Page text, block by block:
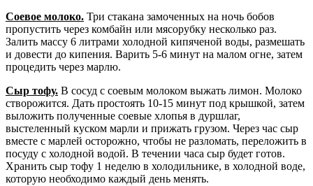
Соевое молоко. Три стакана замоченных на ночь бобов
пропустить через комбайн или мясорубку несколько раз.
Залить массу 6 литрами холодной кипяченой воды, размешать
и довести до кипения. Варить 5-6 минут на малом огне, затем
процедить через марлю.
Сыр тофу. В сосуд с соевым молоком выжать лимон. Молоко
створожится. Дать простоять 10-15 минут под крышкой, затем
выложить полученные соевые хлопья в дуршлаг,
выстеленный куском марли и прижать грузом. Через час сыр
вместе с марлей осторожно, чтобы не разломать, переложить в
посуду с холодной водой. В течении часа сыр будет готов.
Хранить сыр тофу 1 неделю в холодильнике, в холодной воде,
которую необходимо каждый день менять.